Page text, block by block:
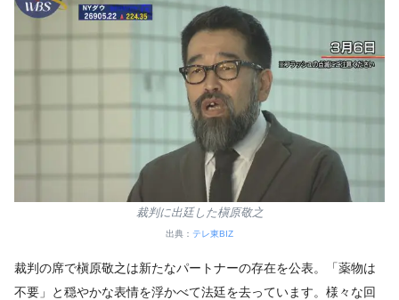
裁判に出廷した槇原敬之
出典： テレ東BIZ
裁判の席で槇原敬之は新たなパートナーの存在を公表。「薬物は
不要」と穏やかな表情を浮かべて法廷を去っています。様々な回